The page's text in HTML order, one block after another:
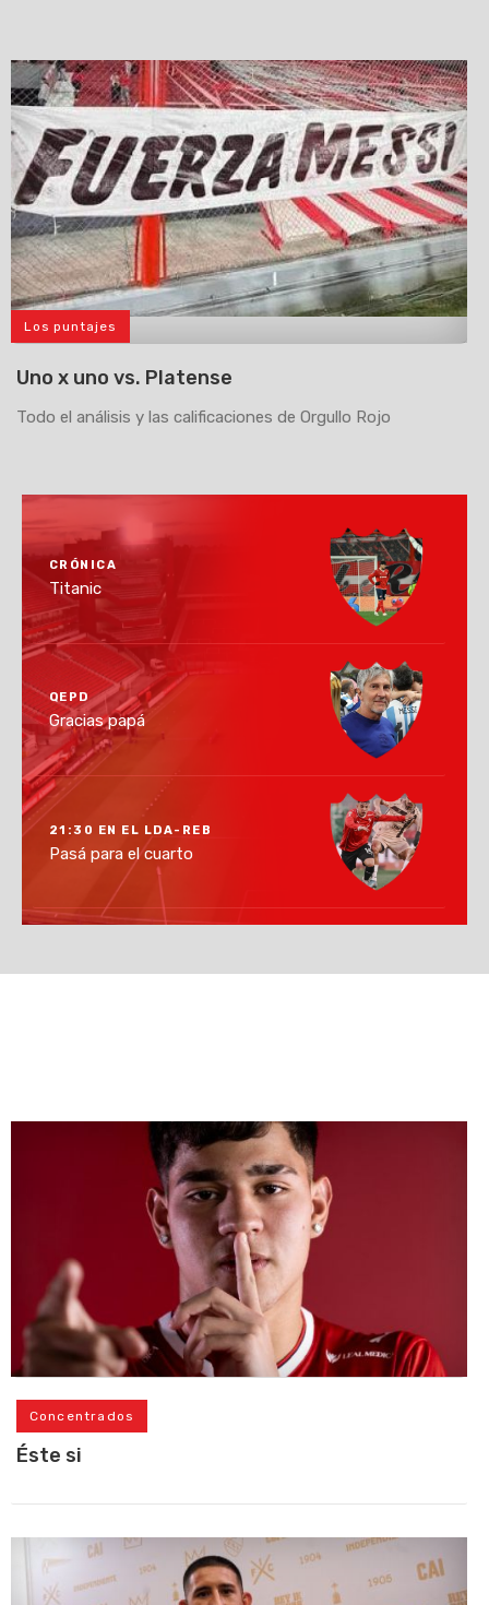
Los puntajes
Uno x uno vs. Platense
Todo el análisis y las calificaciones de Orgullo Rojo
CRÓNICA
Titanic
QEPD
Gracias papá
21:30 EN EL LDA-REB
Pasá para el cuarto
Concentrados
Éste si